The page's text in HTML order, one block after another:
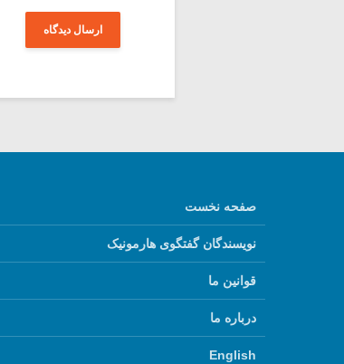
صفحه نخست
نویسندگان گفتگوی هارمونیک
قوانین ما
درباره ما
English